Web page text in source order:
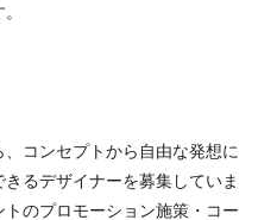
コンセプトから自由な発想に
るデザイナーを募集していま
のプロモーション施策・コー